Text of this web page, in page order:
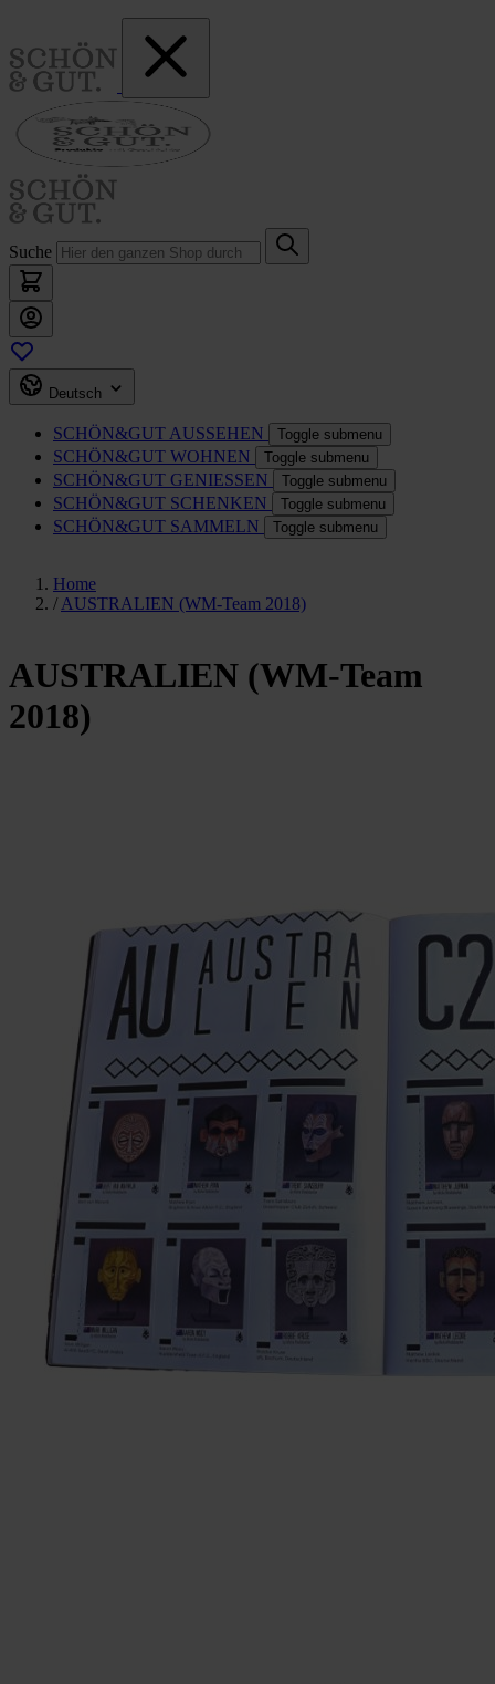
Suche
Deutsch
SCHÖN&GUT AUSSEHEN Toggle submenu
SCHÖN&GUT WOHNEN Toggle submenu
SCHÖN&GUT GENIESSEN Toggle submenu
SCHÖN&GUT SCHENKEN Toggle submenu
SCHÖN&GUT SAMMELN Toggle submenu
Home
/ AUSTRALIEN (WM-Team 2018)
AUSTRALIEN (WM-Team
2018)